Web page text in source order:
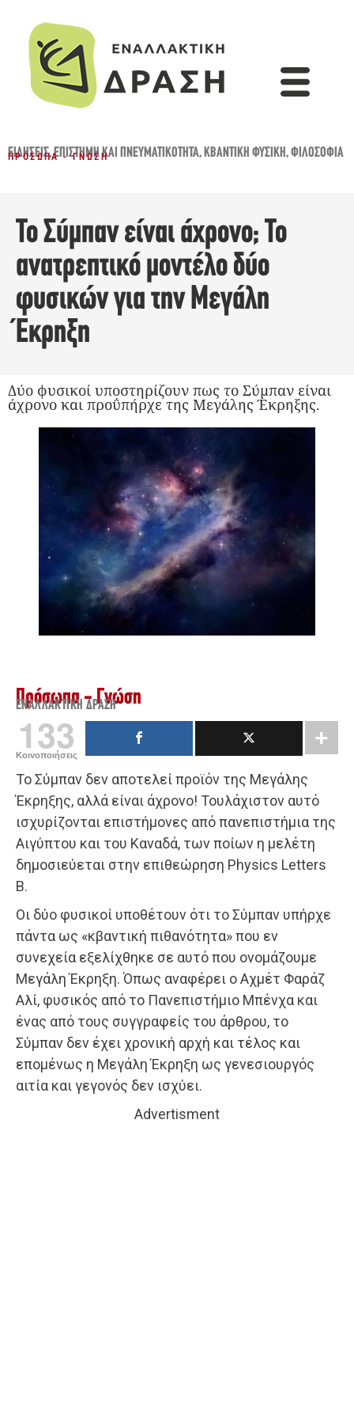
ΕΙΔΉΣΕΙΣ,ΕΠΙΣΤΉΜΗ ΚΑΙ ΠΝΕΥΜΑΤΙΚΌΤΗΤΑ,ΚΒΑΝΤΙΚΉ ΦΥΣΙΚΉ,ΦΙΛΟΣΟΦΊΑ
ΠΡΌΣΩΠΑ - ΓΝΏΣΗ
Το Σύμπαν είναι άχρονο; Το
ανατρεπτικό μοντέλο δύο
φυσικών για την Μεγάλη
Έκρηξη
Δύο φυσικοί υποστηρίζουν πως το Σύμπαν είναι
άχρονο και προΰπήρχε της Μεγάλης Έκρηξης.
Πρόσωπα - Γνώση
ΕΝΑΛΛΑΚΤΙΚΉ ΔΡΆΣΗ
133
Κοινοποιήσεις
Το Σύμπαν δεν αποτελεί προϊόν της Μεγάλης
Έκρηξης, αλλά είναι άχρονο! Τουλάχιστον αυτό
ισχυρίζονται επιστήμονες από πανεπιστήμια της
Αιγύπτου και του Καναδά, των ποίων η μελέτη
δημοσιεύεται στην επιθεώρηση Physics Letters
B.
Οι δύο φυσικοί υποθέτουν ότι το Σύμπαν υπήρχε
πάντα ως «κβαντική πιθανότητα» που εν
συνεχεία εξελίχθηκε σε αυτό που ονομάζουμε
Μεγάλη Έκρηξη. Όπως αναφέρει ο Αχμέτ Φαράζ
Αλί, φυσικός από το Πανεπιστήμιο Μπένχα και
ένας από τους συγγραφείς του άρθρου, το
Σύμπαν δεν έχει χρονική αρχή και τέλος και
επομένως η Μεγάλη Έκρηξη ως γενεσιουργός
αιτία και γεγονός δεν ισχύει.
Advertisment